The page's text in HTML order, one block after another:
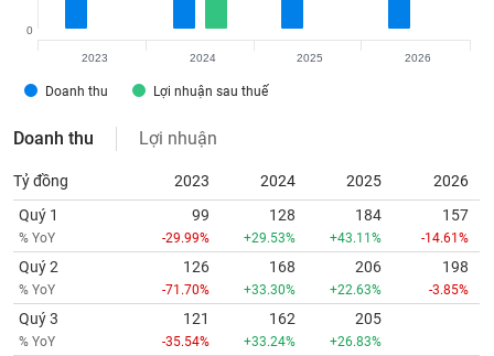
Doanh thu Lợi nhuận sau thuế
0
2023 2024 2025 2026
Doanh thu Lợi nhuận
Tỷ đồng 2023 2024 2025
2026
Quý 1
% YoY
99
-29.99%
128
+29.53%
184
+43.11%
157
-14.61%
Quý 2
% YoY
126
-71.70%
168
+33.30%
206
+22.63%
198
-3.85%
Quý 3
% YoY
121
-35.54%
162
+33.24%
205
+26.83%